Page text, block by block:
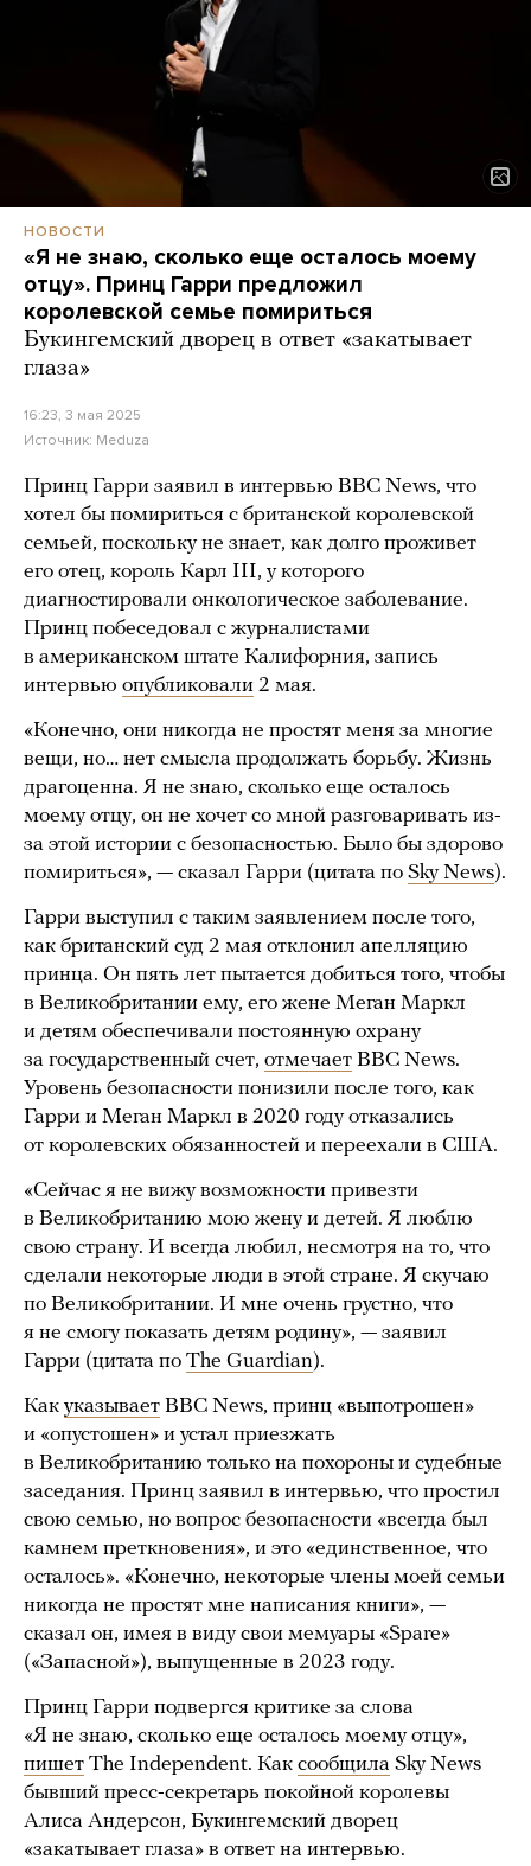
НОВОСТИ
«Я не знаю, сколько еще осталось моему
отцу». Принц Гарри предложил
королевской семье помириться
Букингемский дворец в ответ «закатывает
глаза»
16:23, 3 мая 2025
Источник: Meduza
Принц Гарри заявил в интервью BBC News, что
хотел бы помириться с британской королевской
семьей, поскольку не знает, как долго проживет
его отец, король Карл III, у которого
диагностировали онкологическое заболевание.
Принц побеседовал с журналистами
в американском штате Калифорния, запись
интервью опубликовали 2 мая.
«Конечно, они никогда не простят меня за многие
вещи, но… нет смысла продолжать борьбу. Жизнь
драгоценна. Я не знаю, сколько еще осталось
моему отцу, он не хочет со мной разговаривать из-
за этой истории с безопасностью. Было бы здорово
помириться», — сказал Гарри (цитата по Sky News).
Гарри выступил с таким заявлением после того,
как британский суд 2 мая отклонил апелляцию
принца. Он пять лет пытается добиться того, чтобы
в Великобритании ему, его жене Меган Маркл
и детям обеспечивали постоянную охрану
за государственный счет, отмечает BBC News.
Уровень безопасности понизили после того, как
Гарри и Меган Маркл в 2020 году отказались
от королевских обязанностей и переехали в США.
«Сейчас я не вижу возможности привезти
в Великобританию мою жену и детей. Я люблю
свою страну. И всегда любил, несмотря на то, что
сделали некоторые люди в этой стране. Я скучаю
по Великобритании. И мне очень грустно, что
я не смогу показать детям родину», — заявил
Гарри (цитата по The Guardian).
Как указывает BBC News, принц «выпотрошен»
и «опустошен» и устал приезжать
в Великобританию только на похороны и судебные
заседания. Принц заявил в интервью, что простил
свою семью, но вопрос безопасности «всегда был
камнем преткновения», и это «единственное, что
осталось». «Конечно, некоторые члены моей семьи
никогда не простят мне написания книги», —
сказал он, имея в виду свои мемуары «Spare»
(«Запасной»), выпущенные в 2023 году.
Принц Гарри подвергся критике за слова
«Я не знаю, сколько еще осталось моему отцу»,
пишет The Independent. Как сообщила Sky News
бывший пресс-секретарь покойной королевы
Алиса Андерсон, Букингемский дворец
«закатывает глаза» в ответ на интервью.